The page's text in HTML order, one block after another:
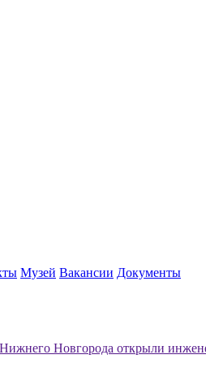
Музей Вакансии Документы
Новгорода открыли